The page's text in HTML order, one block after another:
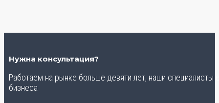
Нужна консультация?
Работаем на рынке больше девяти лет, наши
бизнеса